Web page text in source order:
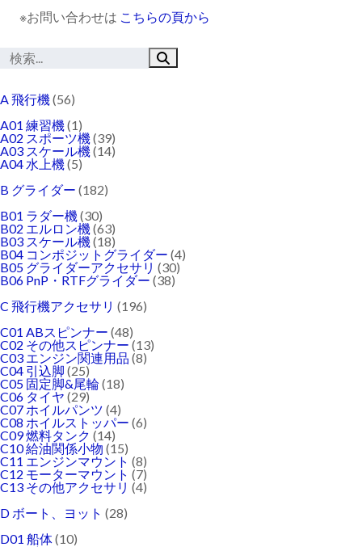
※お問い合わせは こちらの頁から
A 飛行機(56)
A01 練習機(1)
A02 スポーツ機(39)
A03 スケール機(14)
A04 水上機(5)
B グライダー (182)
B01 ラダー機(30)
B02 エルロン機(63)
B03 スケール機(18)
B04 コンポジットグライダー (4)
B05 グライダーアクセサリ (30)
B06 PnP・RTFグライダー (38)
C 飛行機アクセサリ (196)
C01 ABスピンナー (48)
C02 その他スピンナー (13)
C03 エンジン関連用品 (8)
C04 引込脚 (25)
C05 固定脚&尾輪(18)
C06 タイヤ (29)
C07 ホイルパンツ (4)
C08 ホイルストッパー (6)
C09 燃料タンク (14)
C10 給油関係小物 (15)
C11 エンジンマウント (8)
C12 モーターマウント (7)
C13 その他アクセサリ (4)
D ボート、ヨット (28)
D01 船体 (10)